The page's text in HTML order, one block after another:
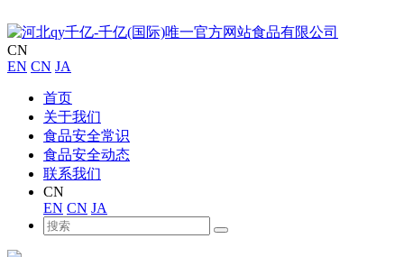
CN
EN CN JA
首页
关于我们
食品安全常识
食品安全动态
联系我们
CN
EN CN JA